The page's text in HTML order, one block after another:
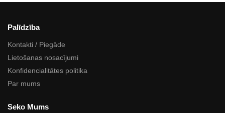
Palīdzība
Kontakti / Piegāde
Lietošanas nosacījumi
Konfidencialitātes politika
Par mums
Seko Mums